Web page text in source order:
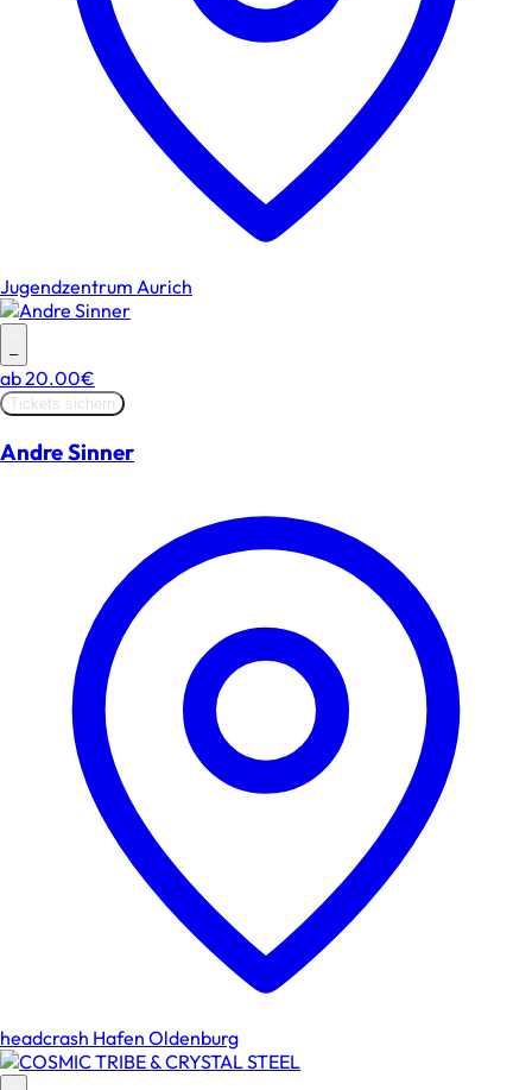
Jugendzentrum Aurich
–
ab20.00€
Tickets sichern
Andre Sinner
headcrash Hafen Oldenburg